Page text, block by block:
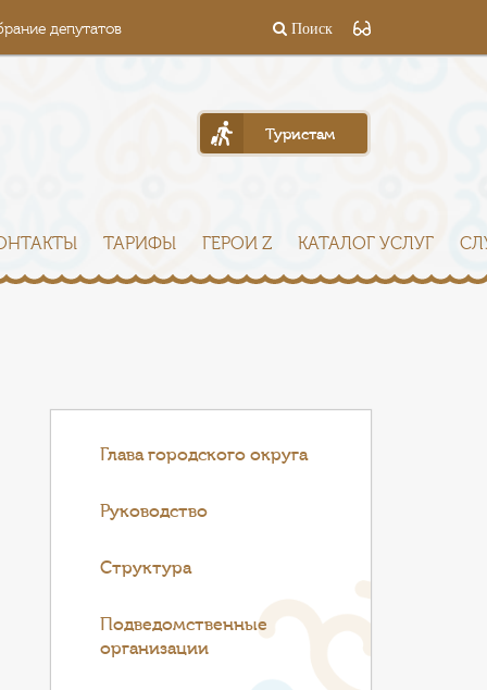
депутатов Поиск
Туристам
ТАРИФЫ ГЕРОИ Z КАТАЛОГ УСЛУГ
Глава городского округа
Руководство
Структура
Подведомственные
организации